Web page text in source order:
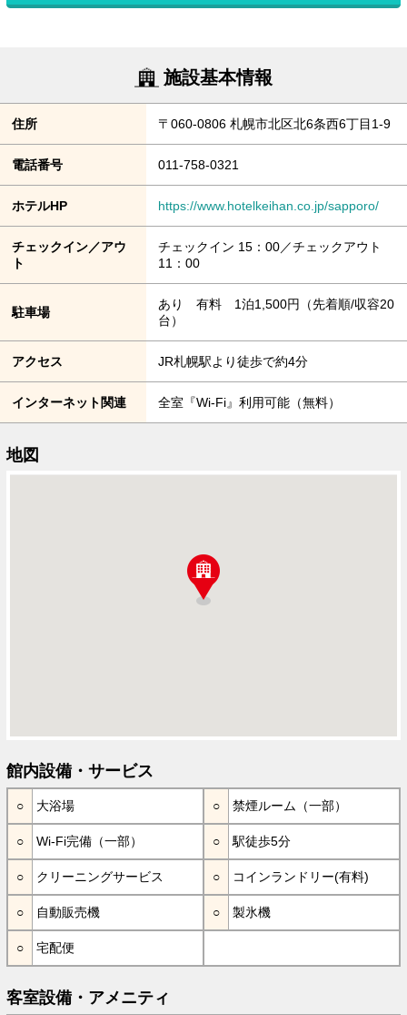
施設基本情報
住所 〒060-0806 札幌市北区北6条西6丁目1-9
電話番号 011-758-0321
ホテルHP https://www.hotelkeihan.co.jp/sapporo/
チェックイン／アウ
ト
チェックイン 15：00／チェックアウト
11：00
駐車場
あり 有料 1泊1,500円（先着順/収容20
台）
アクセス JR札幌駅より徒歩で約4分
インターネット関連 全室『Wi-Fi』利用可能（無料）
地図
館内設備・サービス
大浴場 禁煙ルーム（一部）
Wi-Fi完備（一部） 駅徒歩5分
クリーニングサービス コインランドリー(有料)
自動販売機 製氷機
宅配便
客室設備・アメニティ